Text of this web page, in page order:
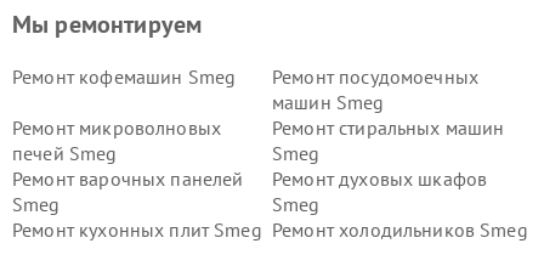
Мы ремонтируем
Ремонт кофемашин Smeg
Ремонт посудомоечных
машин Smeg
Ремонт микроволновых
печей Smeg
Ремонт стиральных машин
Smeg
Ремонт варочных панелей
Smeg
Ремонт духовых шкафов
Smeg
Ремонт кухонных плит Smeg Ремонт холодильников Smeg